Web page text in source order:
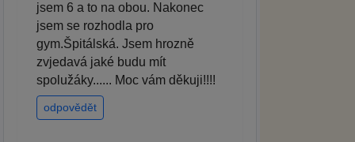
jsem 6 a to na obou. Nakonec
jsem se rozhodla pro
gym.Špitálská. Jsem hrozně
zvjedavá jaké budu mít
spolužáky...... Moc vám děkuji!!!!
odpovědět